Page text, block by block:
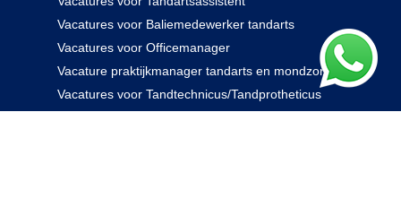
Vacatures voor Baliemedewerker tandarts
Vacatures voor Officemanager
Vacature praktijkmanager tandarts en mondzorg
Vacatures voor Tandtechnicus/Tandprotheticus